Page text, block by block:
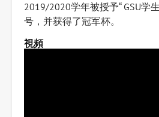
2019/2020学年被授予“ GSU学
号，并获得了冠军杯。
視頻